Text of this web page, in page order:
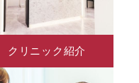
クリニック紹介